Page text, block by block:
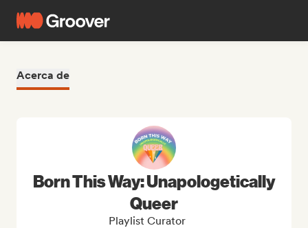
Acerca de
Born This Way: Unapologetically
Queer
Playlist Curator